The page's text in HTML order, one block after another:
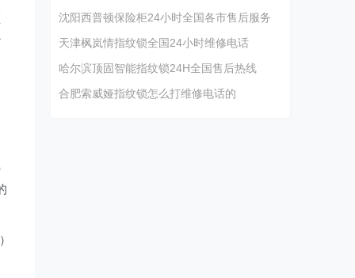
沈阳西普顿保险柜24小时全国各市售后服务
天津枫岚情指纹锁全国24小时维修电话
哈尔滨顶固智能指纹锁24H全国售后热线
合肥索威娅指纹锁怎么打维修电话的